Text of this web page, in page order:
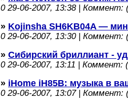
029-06-2007, 13:38 | Коммент:
» Kojinsha SH6KB04A —
029-06-2007, 13:30 | Коммент:
» Сибирский бриллиант -
029-06-2007, 13:11 | Коммент:
» iHome iH85B: музыка в
029-06-2007, 13:07 | Коммент: